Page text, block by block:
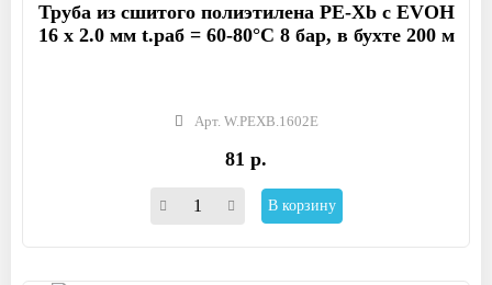
Труба из сшитого полиэтилена PE-Xb с EVOH
16 x 2.0 мм t.раб = 60-80°C 8 бар, в бухте 200 м
Арт. W.PEXB.1602E
81 р.
В корзину